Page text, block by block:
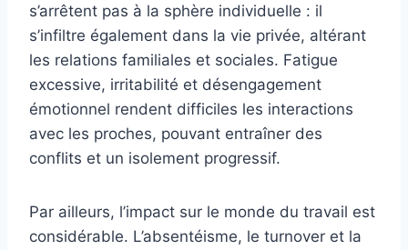
s’arrêtent pas à la sphère individuelle : il
s’infiltre également dans la vie privée, altérant
les relations familiales et sociales. Fatigue
excessive, irritabilité et désengagement
émotionnel rendent difficiles les interactions
avec les proches, pouvant entraîner des
conflits et un isolement progressif.
Par ailleurs, l’impact sur le monde du travail est
considérable. L’absentéisme, le turnover et la